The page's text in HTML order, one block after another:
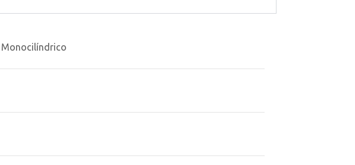
Monocilíndrico